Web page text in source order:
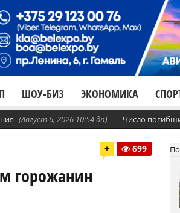
ШОУ-БИЗ ЭКОНОМИКА
(Август 6, 2026 10:54 дп) Число
+ 699
горожанин